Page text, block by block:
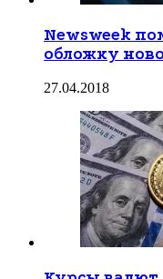
Newsweek
обложку
27.04.2018